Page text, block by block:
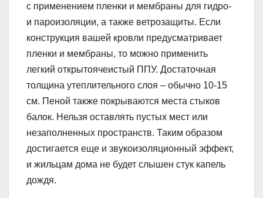
с применением пленки и мембраны для гидро-
и пароизоляции, а также ветрозащиты. Если
конструкция вашей кровли предусматривает
пленки и мембраны, то можно применить
легкий открытоячеистый ППУ. Достаточная
толщина утеплительного слоя – обычно 10-15
см. Пеной также покрываются места стыков
балок. Нельзя оставлять пустых мест или
незаполненных пространств. Таким образом
достигается еще и звукоизоляционный эффект,
и жильцам дома не будет слышен стук капель
дождя.